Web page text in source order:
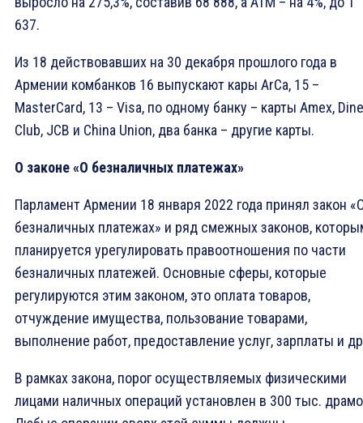
637.
Из 18 действовавших на 30 декабря прошлого года в
Армении комбанков 16 выпускают кары ArCa, 15 –
MasterCard, 13 – Visa, по одному банку – карты Amex,
Club, JCB и China Union, два банка – другие карты.
О законе «О безналичных платежах»
Парламент Армении 18 января 2022 года принял закон
безналичных платежах» и ряд смежных законов,
планируется урегулировать правоотношения по части
безналичных платежей. Основные сферы, которые
регулируются этим законом, это оплата товаров,
отчуждение имущества, пользование товарами,
выполнение работ, предоставление услуг, зарплаты и
В рамках закона, порог осуществляемых физическими
лицами наличных операций установлен в 300 тыс.